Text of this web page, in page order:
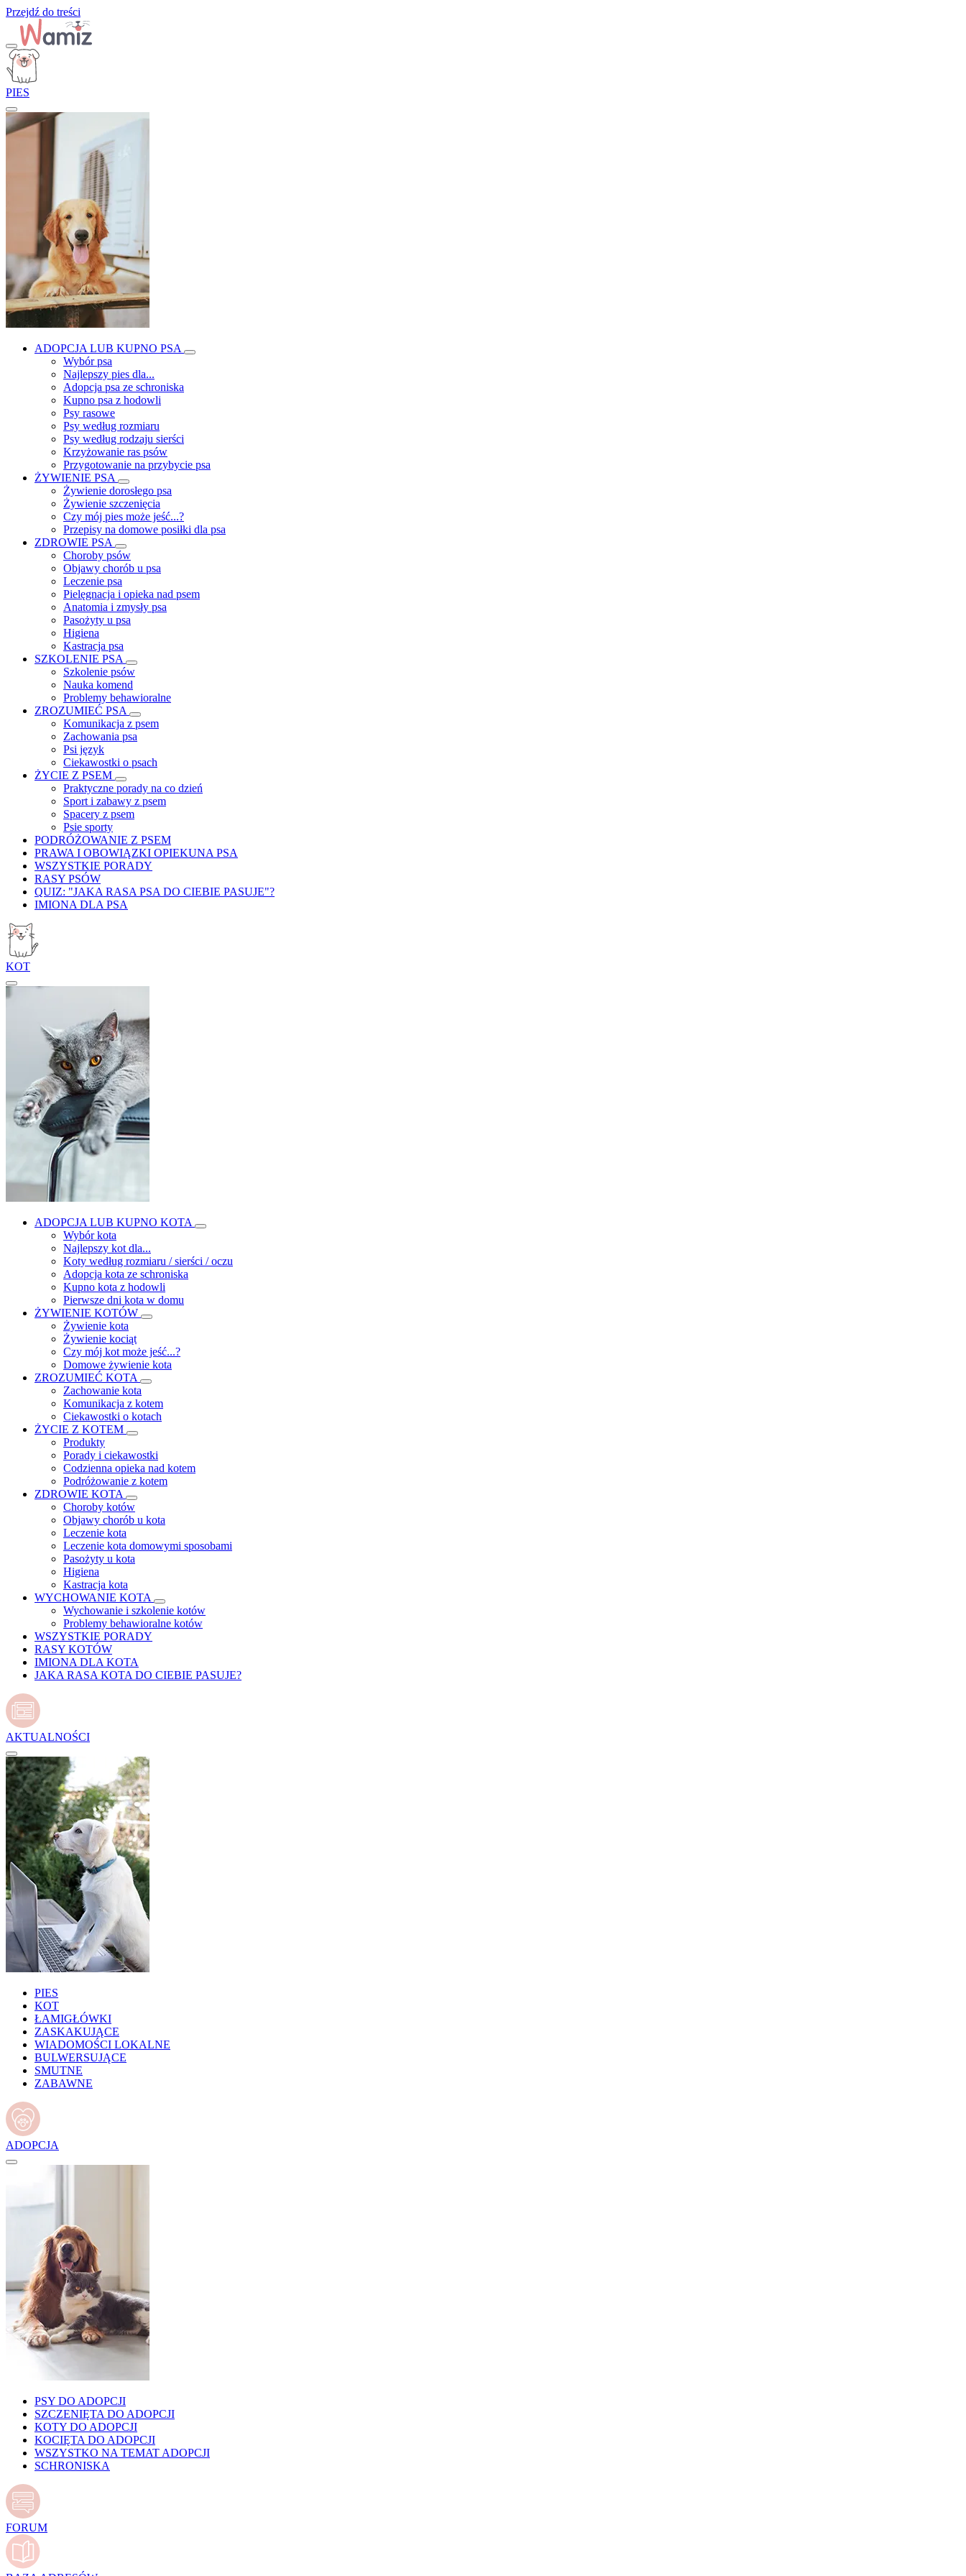
Przejdź do treści
PIES
ADOPCJA LUB KUPNO PSA
Wybór psa
Najlepszy pies dla...
Adopcja psa ze schroniska
Kupno psa z hodowli
Psy rasowe
Psy według rozmiaru
Psy według rodzaju sierści
Krzyżowanie ras psów
Przygotowanie na przybycie psa
ŻYWIENIE PSA
Żywienie dorosłego psa
Żywienie szczenięcia
Czy mój pies może jeść...?
Przepisy na domowe posiłki dla psa
ZDROWIE PSA
Choroby psów
Objawy chorób u psa
Leczenie psa
Pielęgnacja i opieka nad psem
Anatomia i zmysły psa
Pasożyty u psa
Higiena
Kastracja psa
SZKOLENIE PSA
Szkolenie psów
Nauka komend
Problemy behawioralne
ZROZUMIEĆ PSA
Komunikacja z psem
Zachowania psa
Psi język
Ciekawostki o psach
ŻYCIE Z PSEM
Praktyczne porady na co dzień
Sport i zabawy z psem
Spacery z psem
Psie sporty
PODRÓŻOWANIE Z PSEM
PRAWA I OBOWIĄZKI OPIEKUNA PSA
WSZYSTKIE PORADY
RASY PSÓW
QUIZ: "JAKA RASA PSA DO CIEBIE PASUJE"?
IMIONA DLA PSA
KOT
ADOPCJA LUB KUPNO KOTA
Wybór kota
Najlepszy kot dla...
Koty według rozmiaru / sierści / oczu
Adopcja kota ze schroniska
Kupno kota z hodowli
Pierwsze dni kota w domu
ŻYWIENIE KOTÓW
Żywienie kota
Żywienie kociąt
Czy mój kot może jeść...?
Domowe żywienie kota
ZROZUMIEĆ KOTA
Zachowanie kota
Komunikacja z kotem
Ciekawostki o kotach
ŻYCIE Z KOTEM
Produkty
Porady i ciekawostki
Codzienna opieka nad kotem
Podróżowanie z kotem
ZDROWIE KOTA
Choroby kotów
Objawy chorób u kota
Leczenie kota
Leczenie kota domowymi sposobami
Pasożyty u kota
Higiena
Kastracja kota
WYCHOWANIE KOTA
Wychowanie i szkolenie kotów
Problemy behawioralne kotów
WSZYSTKIE PORADY
RASY KOTÓW
IMIONA DLA KOTA
JAKA RASA KOTA DO CIEBIE PASUJE?
AKTUALNOŚCI
PIES
KOT
ŁAMIGŁÓWKI
ZASKAKUJĄCE
WIADOMOŚCI LOKALNE
BULWERSUJĄCE
SMUTNE
ZABAWNE
ADOPCJA
PSY DO ADOPCJI
SZCZENIĘTA DO ADOPCJI
KOTY DO ADOPCJI
KOCIĘTA DO ADOPCJI
WSZYSTKO NA TEMAT ADOPCJI
SCHRONISKA
FORUM